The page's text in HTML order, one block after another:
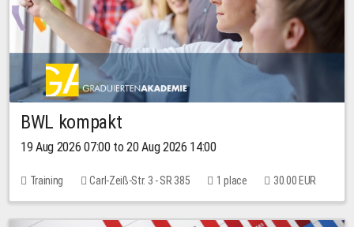
BWL kompakt
19 Aug 2026 07:00 to 20 Aug 2026 14:00
Training Carl-Zeiß-Str. 3 - SR 385 1 place 30.00 EUR